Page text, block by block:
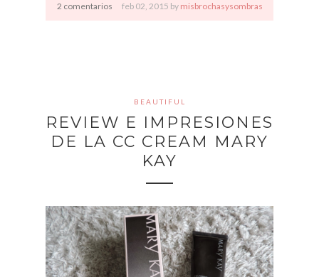
2 comentarios feb 02, 2015 by misbrochasysombras
BEAUTIFUL
REVIEW E IMPRESIONES
DE LA CC CREAM MARY
KAY